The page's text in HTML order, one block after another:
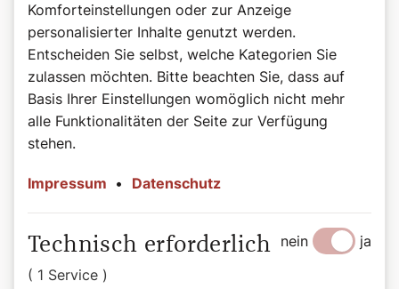
Das Buch zum Podcast
Heilige, das sind beeindruckende Persönlichkeiten auf
allen Kontinenten, in allen Jahrhunderten: Herrscher und
Sklaven, Brave und Aufmüpfige, Geistliche und Laien.
Diese bunte Schar porträtiert Autorin Bernadette Spitzer
in kurzweilig-informativen Geschichten, wobei sie die
Besonderheit der jeweiligen Persönlichkeit treffend
hervorkehrt. Sie übersetzt die teils sperrigen Quellen in
Augenzwinkern. Die tägliche Auswahl dieser „Vorbilder“
reicht von in der breiten Öffentlichkeit weniger
bekannten, bis hin zu solchen, die erst vor kurzem heilig-
oder seliggesprochen wurden. Aufgefrischt durch
moderne Illustrationen und bemerkenswerte Zitate wird
Komforteinstellungen oder zur Anzeige
personalisierter Inhalte genutzt werden.
Entscheiden Sie selbst, welche Kategorien Sie
zulassen möchten. Bitte beachten Sie, dass auf
Basis Ihrer Einstellungen womöglich nicht mehr
alle Funktionalitäten der Seite zur Verfügung
stehen.
Impressum • Datenschutz
Technisch erforderlich
( 1 Service )
nein ja